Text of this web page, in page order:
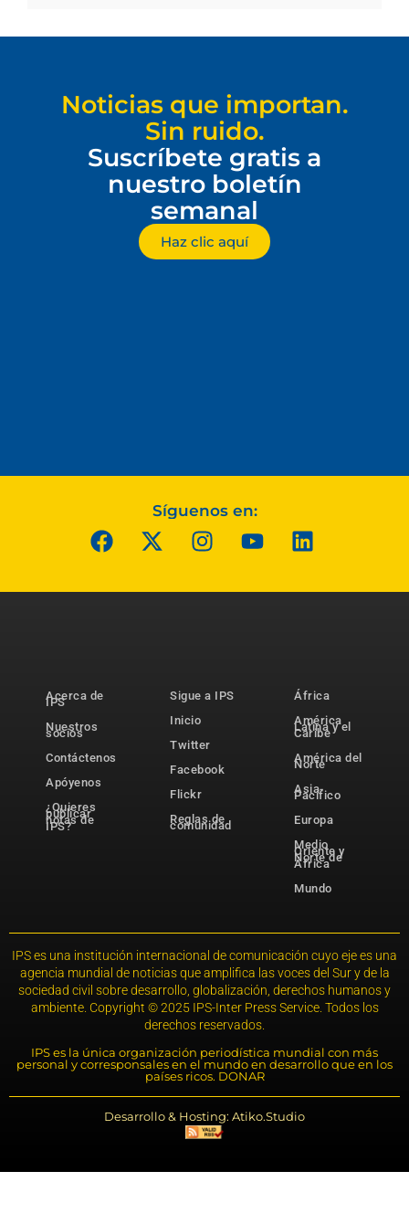
Noticias que importan.
Sin ruido.
Suscríbete gratis a
nuestro boletín
semanal
Haz clic aquí
Síguenos en:
Acerca de
IPS
Nuestros
socios
Contáctenos
Apóyenos
¿Quieres
publicar
notas de
IPS?
Sigue a IPS
Inicio
Twitter
Facebook
Flickr
Reglas de
comunidad
África
América
Latina y el
Caribe
América del
Norte
Asia-
Pacífico
Europa
Medio
Oriente y
Norte de
África
Mundo
IPS es una institución internacional de comunicación cuyo eje es una
agencia mundial de noticias que amplifica las voces del Sur y de la
sociedad civil sobre desarrollo, globalización, derechos humanos y
ambiente. Copyright © 2025 IPS-Inter Press Service. Todos los
derechos reservados.
IPS es la única organización periodística mundial con más
personal y corresponsales en el mundo en desarrollo que en los
países ricos. DONAR
Desarrollo & Hosting: Atiko.Studio